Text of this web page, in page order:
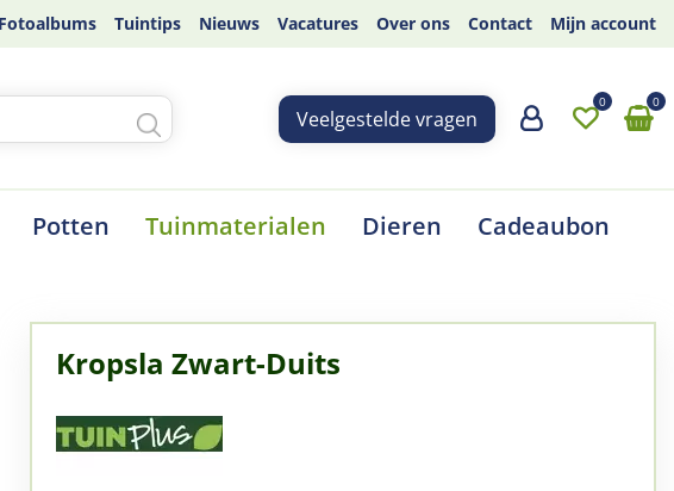
Fotoalbums Tuintips Nieuws Vacatures Over ons Contact Mijn account
Veelgestelde vragen
Potten Tuinmaterialen Dieren Cadeaubon
Kropsla Zwart-Duits